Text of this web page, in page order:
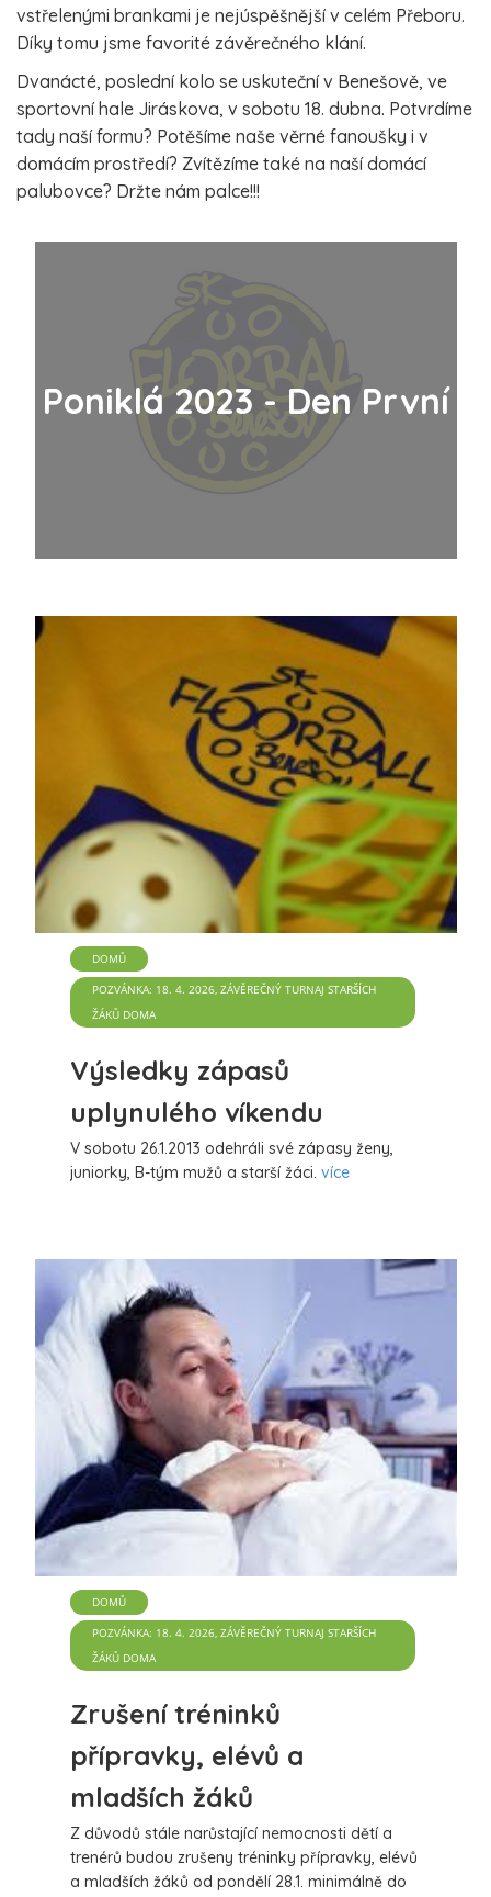
vstřelenými brankami je nejúspěšnější v celém Přeboru.
Díky tomu jsme favorité závěrečného klání.
Dvanácté, poslední kolo se uskuteční v Benešově, ve
sportovní hale Jiráskova, v sobotu 18. dubna. Potvrdíme
tady naší formu? Potěšíme naše věrné fanoušky i v
domácím prostředí? Zvítězíme také na naší domácí
palubovce? Držte nám palce!!!
Poniklá 2023 - Den První
Výsledky zápasů
uplynulého víkendu
V sobotu 26.1.2013 odehráli své zápasy ženy,
juniorky, B-tým mužů a starší žáci. více
DOMŮ
POZVÁNKA: 18. 4. 2026, ZÁVĚREČNÝ TURNAJ STARŠÍCH
ŽÁKŮ DOMA
Zrušení tréninků
přípravky, elévů a
mladších žáků
Z důvodů stále narůstající nemocnosti dětí a
trenérů budou zrušeny tréninky přípravky, elévů
a mladších žáků od pondělí 28.1. minimálně do
DOMŮ
POZVÁNKA: 18. 4. 2026, ZÁVĚREČNÝ TURNAJ STARŠÍCH
ŽÁKŮ DOMA